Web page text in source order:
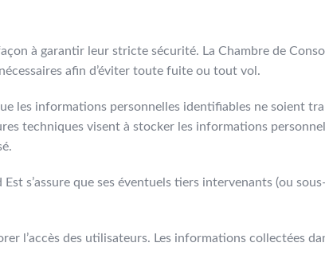
à garantir leur stricte sécurité. La Chambre de
afin d’éviter toute fuite ou tout vol.
les informations personnelles identifiables ne soient
techniques visent à stocker les informations
s’assure que ses éventuels tiers intervenants (ou
l’accès des utilisateurs. Les informations collectées